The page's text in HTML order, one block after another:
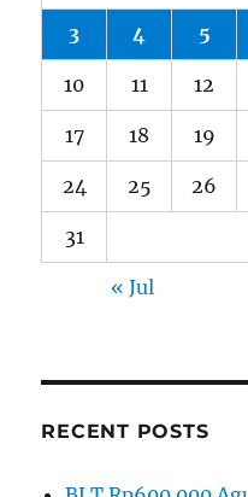
3 4 5
10 11 12
17 18 19
24 25 26
31
« Jul
RECENT POSTS